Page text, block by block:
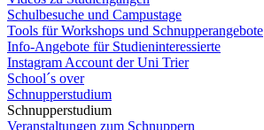
Schulbesuche und Campustage
Tools für Workshops und Schnupperangebote
Info-Angebote für Studieninteressierte
Instagram Account der Uni Trier
School´s over
Schnupperstudium
Schnupperstudium
Veranstaltungen zum Schnuppern